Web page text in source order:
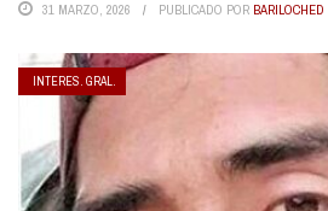
31 MARZO, 2026 PUBLICADO POR BARILOCHED
INTERES. GRAL.